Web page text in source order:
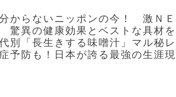
からないニッポンの今！ 激ＮＥ
驚異の健康効果とベストな具材を
別「長生きする味噌汁」マル秘レ
予防も！日本が誇る最強の生涯現